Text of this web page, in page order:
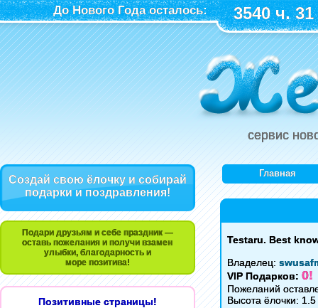
До Нового Года осталось: 3540 ч.
сервис
Создай свою ёлочку и собирай
подарки и поздравления!
Подари друзьям и себе праздник —
оставь пожелания и получи взамен
улыбки, благодарность и
море позитива!
Позитивные страницы!
Главная
Testaru. Best
Владелец:
VIP Подарков: 0!
Пожеланий
Высота ёлочки: